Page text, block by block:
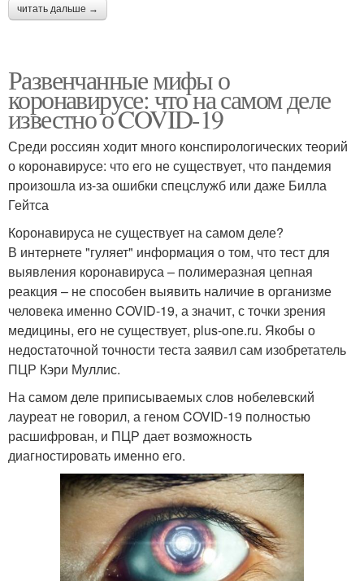
читать дальше →
Развенчанные мифы о
коронавирусе: что на самом деле
известно о COVID-19
Среди россиян ходит много конспирологических теорий
о коронавирусе: что его не существует, что пандемия
произошла из-за ошибки спецслужб или даже Билла
Гейтса
Коронавируса не существует на самом деле?
В интернете "гуляет" информация о том, что тест для
выявления коронавируса – полимеразная цепная
реакция – не способен выявить наличие в организме
человека именно COVID-19, а значит, с точки зрения
медицины, его не существует, plus-one.ru. Якобы о
недостаточной точности теста заявил сам изобретатель
ПЦР Кэри Муллис.
На самом деле приписываемых слов нобелевский
лауреат не говорил, а геном COVID-19 полностью
расшифрован, и ПЦР дает возможность
диагностировать именно его.